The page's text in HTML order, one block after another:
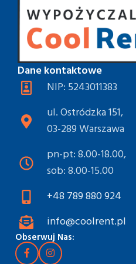
Dane kontaktowe
NIP: 5243011383
ul. Ostródzka 151,
03-289 Warszawa
pn-pt: 8.00-18.00,
sob: 8.00-15.00
+48 789 880 924
info@coolrent.pl
Obserwuj Nas: